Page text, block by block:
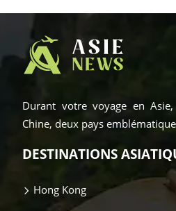
Durant votre voyage en
Chine, deux pays
DESTINATIONS
Hong Kong